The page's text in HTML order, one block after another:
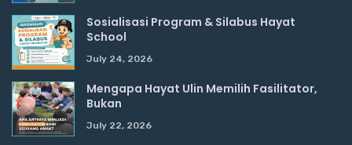
Sosialisasi Program & Silabus Hayat
School
July 24, 2026
Mengapa Hayat Ulin Memilih Fasilitator,
Bukan
July 22, 2026